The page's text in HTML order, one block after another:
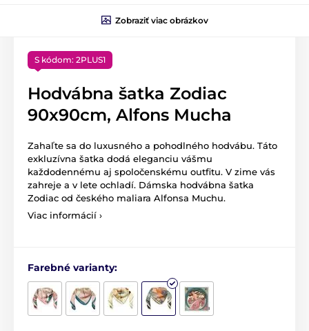
Zobraziť viac obrázkov
S kódom: 2PLUS1
Hodvábna šatka Zodiac
90x90cm, Alfons Mucha
Zahaľte sa do luxusného a pohodlného hodvábu. Táto
exkluzívna šatka dodá eleganciu vášmu
každodennému aj spoločenskému outfitu. V zime vás
zahreje a v lete ochladí. Dámska hodvábna šatka
Zodiac od českého maliara Alfonsa Muchu.
Viac informácií ›
Farebné varianty: